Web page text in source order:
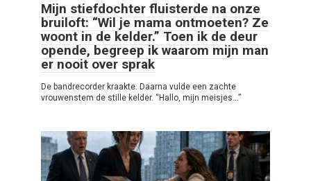
Mijn stiefdochter fluisterde na onze
bruiloft: “Wil je mama ontmoeten? Ze
woont in de kelder.” Toen ik de deur
opende, begreep ik waarom mijn man
er nooit over sprak
De bandrecorder kraakte. Daarna vulde een zachte
vrouwenstem de stille kelder. “Hallo, mijn meisjes…”